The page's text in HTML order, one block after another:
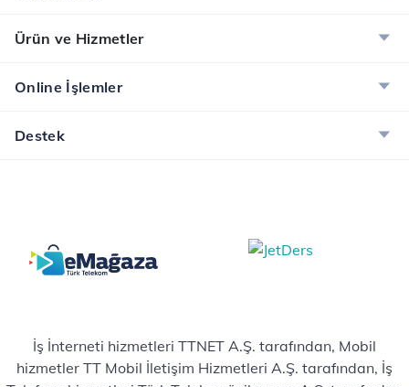
Ürün ve Hizmetler
Online İşlemler
Destek
İş İnterneti hizmetleri TTNET A.Ş. tarafından, Mobil
hizmetler TT Mobil İletişim Hizmetleri A.Ş. tarafından, İş